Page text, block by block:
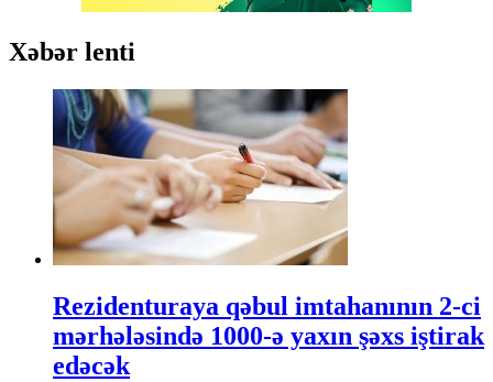
Xəbər lenti
Rezidenturaya qəbul imtahanının 2-ci
mərhələsində 1000-ə yaxın şəxs iştirak
edəcək